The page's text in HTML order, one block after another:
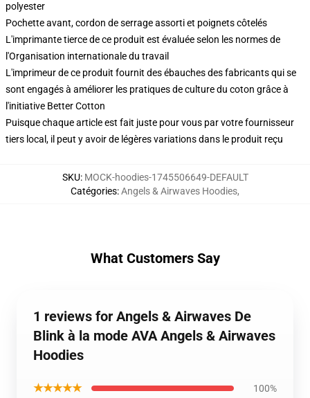
polyester
Pochette avant, cordon de serrage assorti et poignets côtelés
L'imprimante tierce de ce produit est évaluée selon les normes de
l'Organisation internationale du travail
L'imprimeur de ce produit fournit des ébauches des fabricants qui se
sont engagés à améliorer les pratiques de culture du coton grâce à
l'initiative Better Cotton
Puisque chaque article est fait juste pour vous par votre fournisseur
tiers local, il peut y avoir de légères variations dans le produit reçu
SKU: MOCK-hoodies-1745506649-DEFAULT
Catégories:Angels & Airwaves Hoodies,
What Customers Say
1 reviews for Angels & Airwaves De
Blink à la mode AVA Angels & Airwaves
Hoodies
★★★★★ 100%